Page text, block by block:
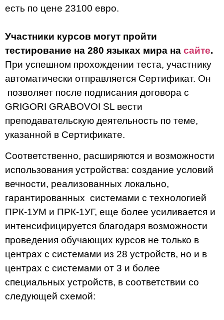
есть по цене 23100 евро.
Участники курсов могут пройти
тестирование на 280 языках мира на сайте.
При успешном прохождении теста, участнику
автоматически отправляется Сертификат. Он
позволяет после подписания договора с
GRIGORI GRABOVOI SL вести
преподавательскую деятельность по теме,
указанной в Сертификате.
Соответственно, расширяются и возможности
использования устройства: создание условий
вечности, реализованных локально,
гарантированных системами с технологией
ПРК-1УМ и ПРК-1УГ, еще более усиливается и
интенсифицируется благодаря возможности
проведения обучающих курсов не только в
центрах с системами из 28 устройств, но и в
центрах с системами от 3 и более
специальных устройств, в соответствии со
следующей схемой: